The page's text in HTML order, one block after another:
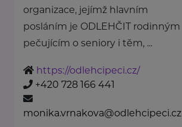
organizace, jejímž hlavním
posláním je ODLEHČIT rodinným
pečujícím o seniory i těm, ...
https://odlehcipeci.cz/
+420 728 166 441
monika.vrnakova@odlehcipeci.cz